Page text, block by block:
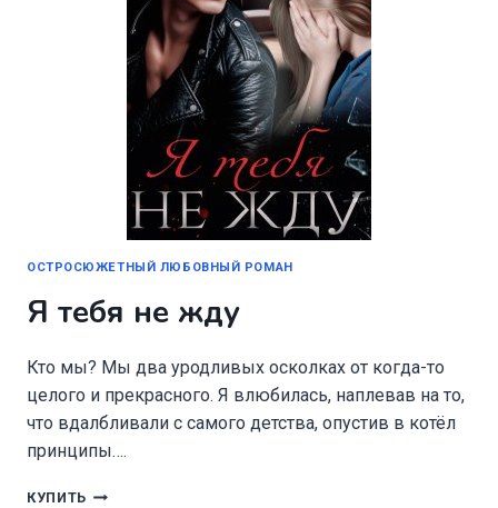
ОСТРОСЮЖЕТНЫЙ ЛЮБОВНЫЙ РОМАН
Я тебя не жду
Кто мы? Мы два уродливых осколках от когда-то
целого и прекрасного. Я влюбилась, наплевав на то,
что вдалбливали с самого детства, опустив в котёл
принципы….
КУПИТЬ Я